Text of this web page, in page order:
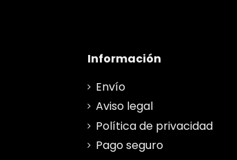
Información
Envío
Aviso legal
Política de privacidad
Pago seguro